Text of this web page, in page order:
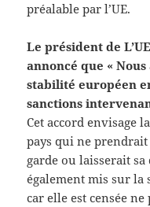
préalable par l’UE.
Le président de
annoncé que «
stabilité européen
sanctions
Cet accord envisage
pays qui ne prendrait
garde ou laisserait sa
également mis sur la
car elle est censée ne